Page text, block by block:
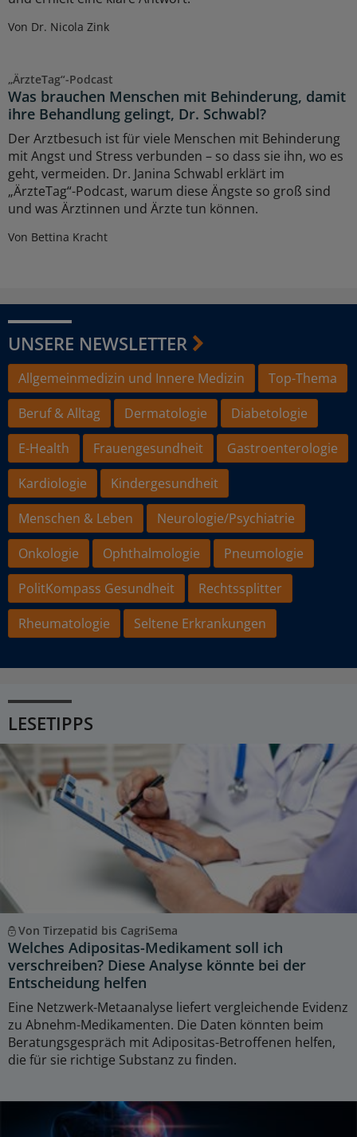
Von Dr. Nicola Zink
„ÄrzteTag“-Podcast
Was brauchen Menschen mit Behinderung, damit
ihre Behandlung gelingt, Dr. Schwabl?
Der Arztbesuch ist für viele Menschen mit Behinderung
mit Angst und Stress verbunden – so dass sie ihn, wo es
geht, vermeiden. Dr. Janina Schwabl erklärt im
„ÄrzteTag“-Podcast, warum diese Ängste so groß sind
und was Ärztinnen und Ärzte tun können.
Von Bettina Kracht
UNSERE NEWSLETTER
Allgemeinmedizin und Innere Medizin
Top-Thema
Beruf & Alltag
Dermatologie
Diabetologie
E-Health
Frauengesundheit
Gastroenterologie
Kardiologie
Kindergesundheit
Menschen & Leben
Neurologie/Psychiatrie
Onkologie
Ophthalmologie
Pneumologie
PolitKompass Gesundheit
Rechtssplitter
Rheumatologie
Seltene Erkrankungen
LESETIPPS
Von Tirzepatid bis CagriSema
Welches Adipositas-Medikament soll ich
verschreiben? Diese Analyse könnte bei der
Entscheidung helfen
Eine Netzwerk-Metaanalyse liefert vergleichende Evidenz
zu Abnehm-Medikamenten. Die Daten könnten beim
Beratungsgespräch mit Adipositas-Betroffenen helfen,
die für sie richtige Substanz zu finden.